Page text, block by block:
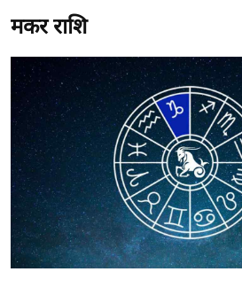
मकर राशि